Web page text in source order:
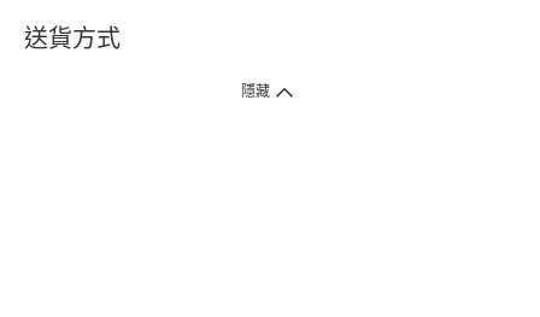
送貨方式
1. 送貨到府（受衛生署條例規管產品除外 ）
隱藏